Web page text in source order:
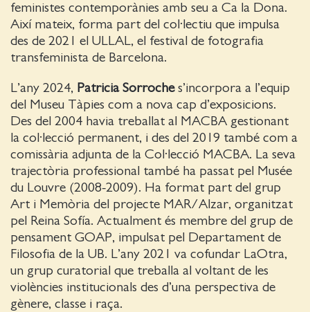
feministes contemporànies amb seu a Ca la Dona.
Així mateix, forma part del col·lectiu que impulsa
des de 2021 el ULLAL, el festival de fotografia
transfeminista de Barcelona.
L’any 2024, Patricia Sorroches’incorpora a l’equip
del Museu Tàpies com a nova cap d’exposicions.
Des del 2004 havia treballat al MACBA gestionant
la col·lecció permanent, i des del 2019 també com a
comissària adjunta de la Col·lecció MACBA. La seva
trajectòria professional també ha passat pel Musée
du Louvre (2008-2009). Ha format part del grup
Art i Memòria del projecte MAR/Alzar, organitzat
pel Reina Sofía. Actualment és membre del grup de
pensament GOAP, impulsat pel Departament de
Filosofia de la UB. L’any 2021 va cofundar LaOtra,
un grup curatorial que treballa al voltant de les
violències institucionals des d’una perspectiva de
gènere, classe i raça.